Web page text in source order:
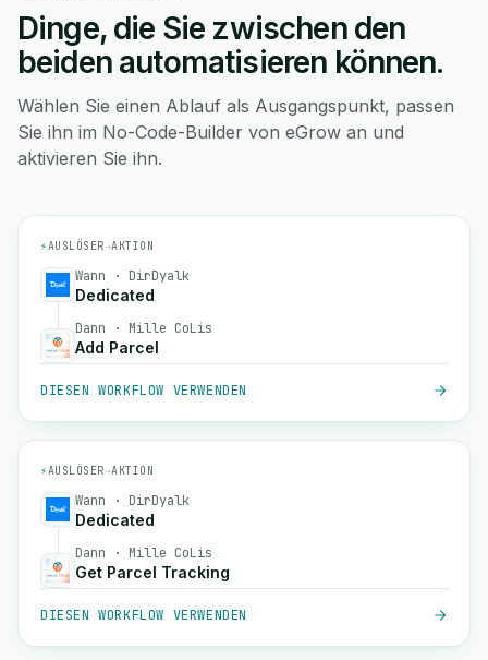
Dinge, die Sie zwischen den
beiden automatisieren können.
Wählen Sie einen Ablauf als Ausgangspunkt, passen
Sie ihn im No-Code-Builder von eGrow an und
aktivieren Sie ihn.
⚡AUSLÖSER→AKTION
Wann · DirDyalk
Dedicated
Dann · Mille CoLis
Add Parcel
DIESEN WORKFLOW VERWENDEN
⚡AUSLÖSER→AKTION
Wann · DirDyalk
Dedicated
Dann · Mille CoLis
Get Parcel Tracking
DIESEN WORKFLOW VERWENDEN